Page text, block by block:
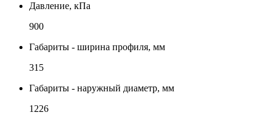
Давление, кПа
900
Габариты - ширина профиля, мм
315
Габариты - наружный диаметр, мм
1226